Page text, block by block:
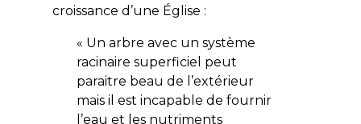
croissance d’une Église :
« Un arbre avec un système
racinaire superficiel peut
paraitre beau de l’extérieur
mais il est incapable de fournir
l’eau et les nutriments